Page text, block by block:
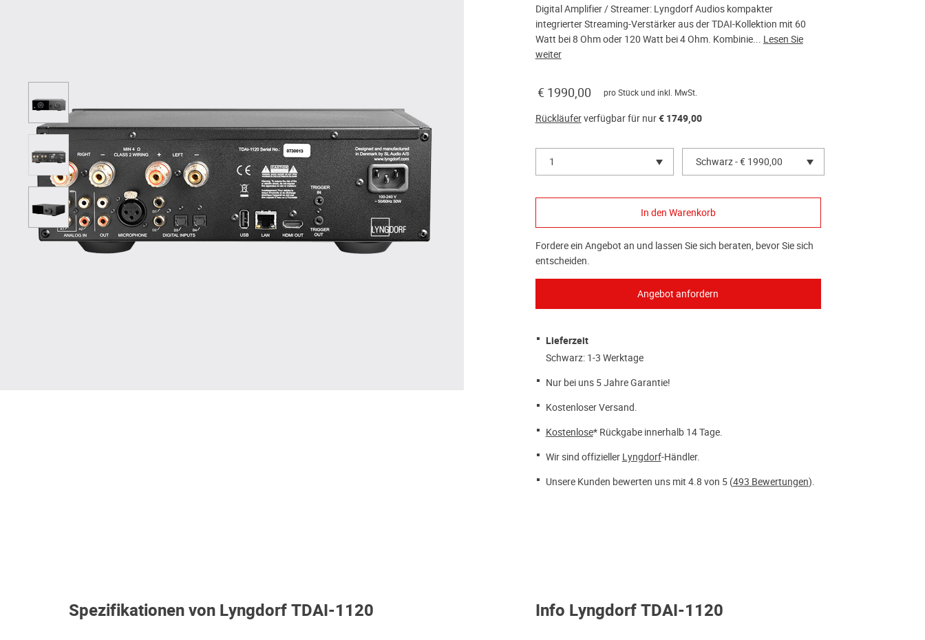
Digital Amplifier / Streamer: Lyngdorf Audios kompakter
integrierter Streaming-Verstärker aus der TDAI-Kollektion mit 60
Watt bei 8 Ohm oder 120 Watt bei 4 Ohm. Kombinie... Lesen Sie
weiter
€ 1990,00 pro Stück und inkl. MwSt.
Rückläuferverfügbar für nur€ 1749,00
1 Schwarz - € 1990,00
Fordere ein Angebot an und lassen Sie sich beraten, bevor Sie sich
entscheiden.
Lieferzeit
Schwarz: 1-3 Werktage
Nur bei uns 5 Jahre Garantie!
Kostenloser Versand.
Kostenlose* Rückgabe innerhalb 14 Tage.
Wir sind offizieller Lyngdorf-Händler.
Unsere Kunden bewerten uns mit 4.8 von 5 (493 Bewertungen).
Spezifikationen von Lyngdorf TDAI-1120 Info Lyngdorf TDAI-1120